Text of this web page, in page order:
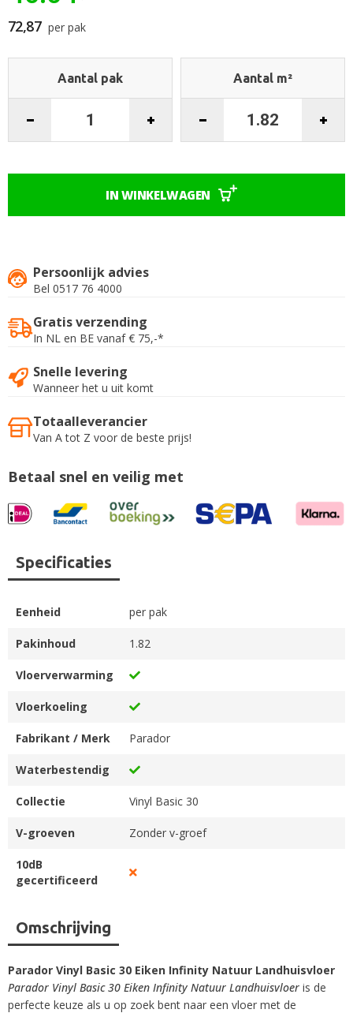
begin
van
de
72,87 per pak
Aantal pak Aantal m²
IN WINKELWAGEN
Persoonlijk advies
Bel 0517 76 4000
Gratis verzending
In NL en BE vanaf € 75,-*
Snelle levering
Wanneer het u uit komt
Totaalleverancier
Van A tot Z voor de beste prijs!
Betaal snel en veilig met
Omschrijving
Parador Vinyl Basic 30 Eiken Infinity Natuur Landhuisvloer
Parador Vinyl Basic 30 Eiken Infinity Natuur Landhuisvloer is de
perfecte keuze als u op zoek bent naar een vloer met de
Specificaties
Eenheid per pak
Pakinhoud 1.82
Vloerverwarming
Vloerkoeling
Fabrikant / Merk Parador
Waterbestendig
Collectie Vinyl Basic 30
V-groeven Zonder v-groef
10dB
gecertificeerd